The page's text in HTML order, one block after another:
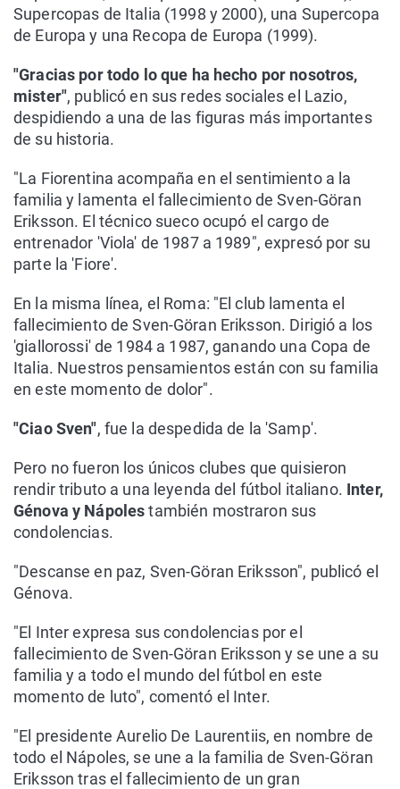
Supercopas de Italia (1998 y 2000), una Supercopa
de Europa y una Recopa de Europa (1999).
"Gracias por todo lo que ha hecho por nosotros,
mister", publicó en sus redes sociales el Lazio,
despidiendo a una de las figuras más importantes
de su historia.
"La Fiorentina acompaña en el sentimiento a la
familia y lamenta el fallecimiento de Sven-Göran
Eriksson. El técnico sueco ocupó el cargo de
entrenador 'Viola' de 1987 a 1989", expresó por su
parte la 'Fiore'.
En la misma línea, el Roma: "El club lamenta el
fallecimiento de Sven-Göran Eriksson. Dirigió a los
'giallorossi' de 1984 a 1987, ganando una Copa de
Italia. Nuestros pensamientos están con su familia
en este momento de dolor".
"Ciao Sven", fue la despedida de la 'Samp'.
Pero no fueron los únicos clubes que quisieron
rendir tributo a una leyenda del fútbol italiano. Inter,
Génova y Nápolestambién mostraron sus
condolencias.
"Descanse en paz, Sven-Göran Eriksson", publicó el
Génova.
"El Inter expresa sus condolencias por el
fallecimiento de Sven-Göran Eriksson y se une a su
familia y a todo el mundo del fútbol en este
momento de luto", comentó el Inter.
"El presidente Aurelio De Laurentiis, en nombre de
todo el Nápoles, se une a la familia de Sven-Göran
Eriksson tras el fallecimiento de un gran